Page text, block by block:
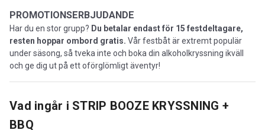
PROMOTIONSERBJUDANDE
Har du en stor grupp? Du betalar endast för 15 festdeltagare,
resten hoppar ombord gratis. Vår festbåt är extremt populär
under säsong, så tveka inte och boka din alkoholkryssning ikväll
och ge dig ut på ett oförglömligt äventyr!
Vad ingår i STRIP BOOZE KRYSSNING +
BBQ